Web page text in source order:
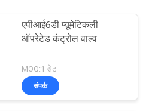
एपीआई6डी प्यूमेटिकली
ऑपरेटेड कंट्रोल वाल्व
MOQ:1 सेट
संपर्क